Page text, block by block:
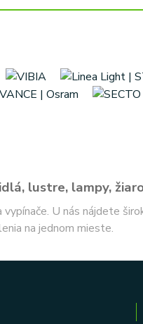
lustre, lampy,
U nás nájdete
na jednom mieste.